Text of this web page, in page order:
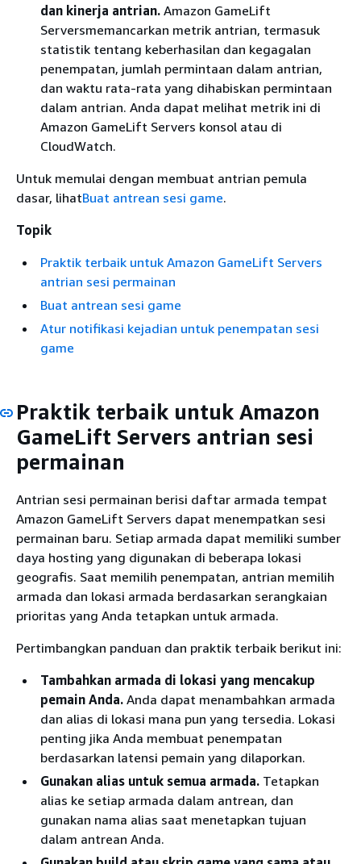
dan kinerja antrian. Amazon GameLift
Serversmemancarkan metrik antrian, termasuk
statistik tentang keberhasilan dan kegagalan
penempatan, jumlah permintaan dalam antrian,
dan waktu rata-rata yang dihabiskan permintaan
dalam antrian. Anda dapat melihat metrik ini di
Amazon GameLift Servers konsol atau di
CloudWatch.
Untuk memulai dengan membuat antrian pemula
dasar, lihatBuat antrean sesi game.
Topik
Praktik terbaik untuk Amazon GameLift Servers
antrian sesi permainan
Buat antrean sesi game
Atur notifikasi kejadian untuk penempatan sesi
game
Praktik terbaik untuk Amazon
GameLift Servers antrian sesi
permainan
Antrian sesi permainan berisi daftar armada tempat
Amazon GameLift Servers dapat menempatkan sesi
permainan baru. Setiap armada dapat memiliki sumber
daya hosting yang digunakan di beberapa lokasi
geografis. Saat memilih penempatan, antrian memilih
armada dan lokasi armada berdasarkan serangkaian
prioritas yang Anda tetapkan untuk armada.
Pertimbangkan panduan dan praktik terbaik berikut ini:
Tambahkan armada di lokasi yang mencakup
pemain Anda. Anda dapat menambahkan armada
dan alias di lokasi mana pun yang tersedia. Lokasi
penting jika Anda membuat penempatan
berdasarkan latensi pemain yang dilaporkan.
Gunakan alias untuk semua armada. Tetapkan
alias ke setiap armada dalam antrean, dan
gunakan nama alias saat menetapkan tujuan
dalam antrean Anda.